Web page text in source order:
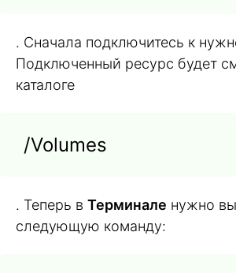
. Сначала подключитесь к
Подключенный ресурс будет
каталоге
/Volumes
. Теперь в Терминале нужно
следующую команду: